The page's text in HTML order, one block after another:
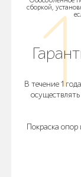
сборкой,
В течение 1
Покраска